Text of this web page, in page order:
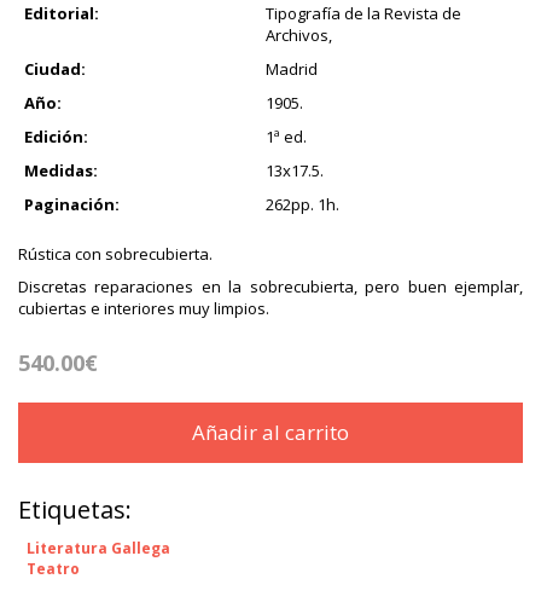
Editorial:
Tipografía de la Revista de
Archivos,
Ciudad:
Madrid
Año:
1905.
Edición:
1ª ed.
Medidas:
13x17.5.
Paginación:
262pp. 1h.
Rústica con sobrecubierta.
Discretas reparaciones en la sobrecubierta, pero buen ejemplar,
cubiertas e interiores muy limpios.
540.00€
Añadir al carrito
Etiquetas:
Literatura Gallega
Teatro